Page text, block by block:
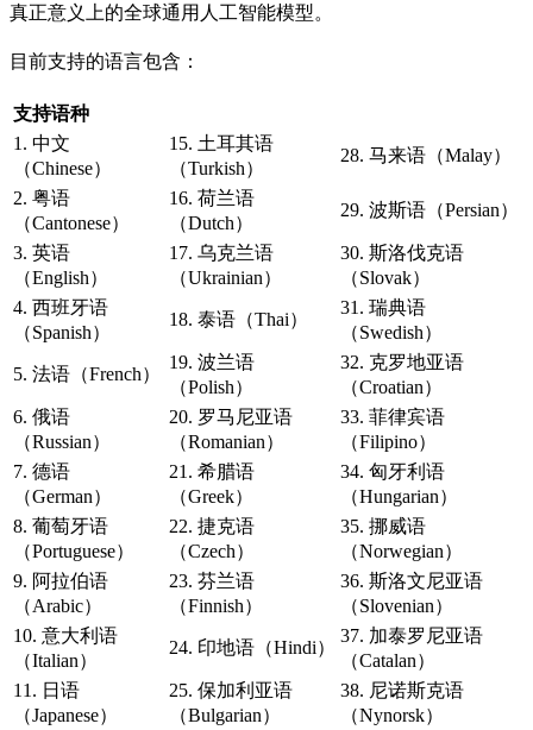
真正意义上的全球通用人工智能模型。
目前支持的语言包含：
支持语种
1. 中文
（Chinese）
15. 土耳其语
（Turkish）
28. 马来语（Malay）
2. 粤语
（Cantonese）
16. 荷兰语
（Dutch）
29. 波斯语（Persian）
3. 英语
（English）
17. 乌克兰语
（Ukrainian）
30. 斯洛伐克语
（Slovak）
4. 西班牙语
（Spanish）
18. 泰语（Thai）
31. 瑞典语
（Swedish）
5. 法语（French）
19. 波兰语
（Polish）
32. 克罗地亚语
（Croatian）
6. 俄语
（Russian）
20. 罗马尼亚语
（Romanian）
33. 菲律宾语
（Filipino）
7. 德语
（German）
21. 希腊语
（Greek）
34. 匈牙利语
（Hungarian）
8. 葡萄牙语
（Portuguese）
22. 捷克语
（Czech）
35. 挪威语
（Norwegian）
9. 阿拉伯语
（Arabic）
23. 芬兰语
（Finnish）
36. 斯洛文尼亚语
（Slovenian）
10. 意大利语
（Italian）
24. 印地语（Hindi）
37. 加泰罗尼亚语
（Catalan）
11. 日语
（Japanese）
25. 保加利亚语
（Bulgarian）
38. 尼诺斯克语
（Nynorsk）